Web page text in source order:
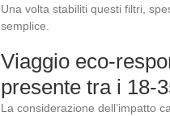
Una volta stabiliti questi filtri,
semplice.
Viaggio eco-
presente tra i 18-
La considerazione dell’impatto